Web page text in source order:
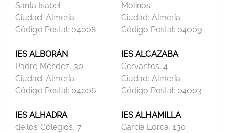
Santa Isabel
Ciudad: Almería
Código Postal: 04008
Molinos
Ciudad: Almería
Código Postal: 04009
IES ALBORÁN
Padre Méndez, 30
Ciudad: Almería
Código Postal: 04006
IES ALCAZABA
Cervantes, 4
Ciudad: Almería
Código Postal: 04003
IES ALHADRA
de los Colegios, 7
IES ALHAMILLA
García Lorca, 130